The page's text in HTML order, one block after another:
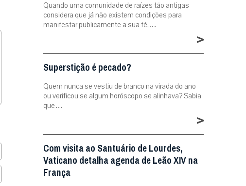
Quando uma comunidade de raízes tão antigas
considera que já não existem condições para
manifestar publicamente a sua fé,…
>
Superstição é pecado?
Quem nunca se vestiu de branco na virada do ano
ou verificou se algum horóscopo se alinhava? Sabia
que…
>
Com visita ao Santuário de Lourdes,
Vaticano detalha agenda de Leão XIV na
França